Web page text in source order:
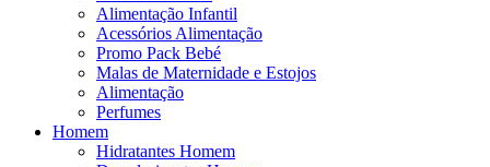
Alimentação Infantil
Acessórios Alimentação
Promo Pack Bebé
Malas de Maternidade e Estojos
Alimentação
Perfumes
Homem
Hidratantes Homem